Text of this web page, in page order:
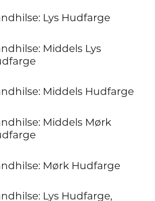
Lys Hudfarge
Middels Lys
Middels Hudfarge
Middels Mørk
Mørk Hudfarge
Lys Hudfarge,